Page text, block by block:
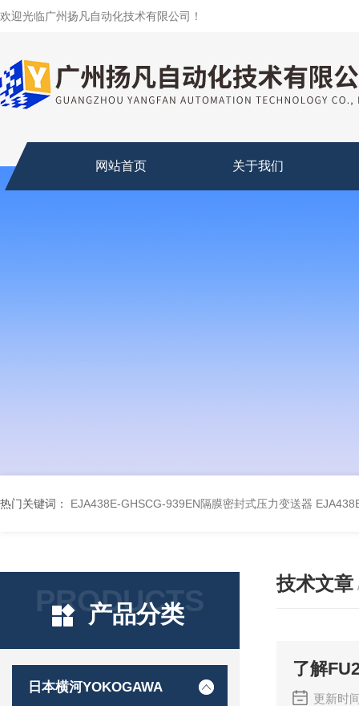
欢迎光临广州扬凡自动化技术有限公司！
网站首页 关于我们
热门关键词： EJA438E-GHSCG-939EN隔膜密封式压力变送器
PRODUCTS
产品分类
日本横河YOKOGAWA
技术文章
了解
更新时